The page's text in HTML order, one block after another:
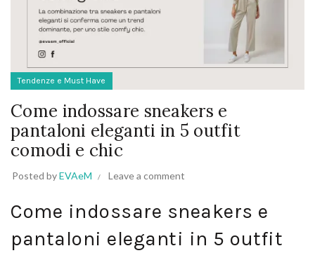
Tendenze e Must Have
Come indossare sneakers e
pantaloni eleganti in 5 outfit
comodi e chic
Posted byEVAeM Leave a comment
Come indossare sneakers e
pantaloni eleganti in 5 outfit